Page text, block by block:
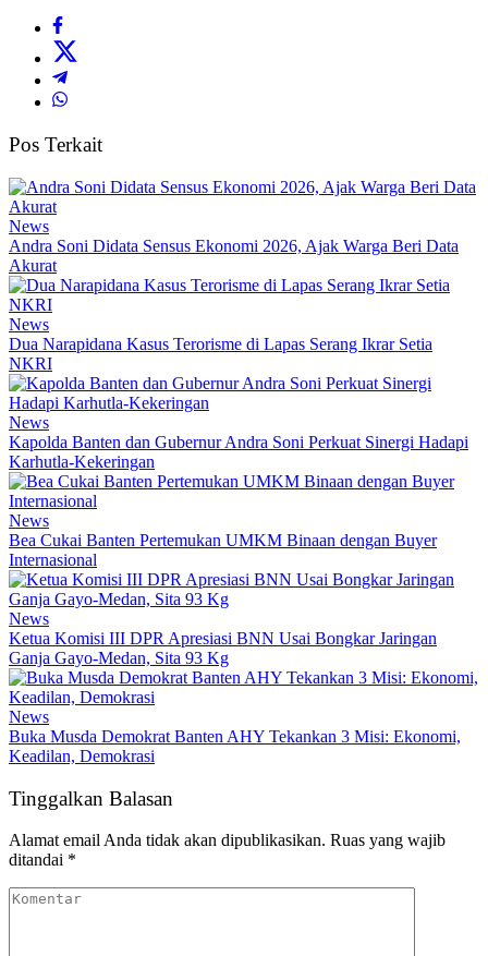
Pos Terkait
News
Andra Soni Didata Sensus Ekonomi 2026, Ajak Warga Beri Data
Akurat
News
Dua Narapidana Kasus Terorisme di Lapas Serang Ikrar Setia
NKRI
News
Kapolda Banten dan Gubernur Andra Soni Perkuat Sinergi Hadapi
Karhutla-Kekeringan
News
Bea Cukai Banten Pertemukan UMKM Binaan dengan Buyer
Internasional
News
Ketua Komisi III DPR Apresiasi BNN Usai Bongkar Jaringan
Ganja Gayo-Medan, Sita 93 Kg
News
Buka Musda Demokrat Banten AHY Tekankan 3 Misi: Ekonomi,
Keadilan, Demokrasi
Tinggalkan Balasan
Alamat email Anda tidak akan dipublikasikan. Ruas yang wajib
ditandai *